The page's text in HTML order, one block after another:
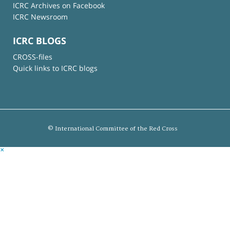
ICRC Archives on Facebook
ICRC Newsroom
ICRC BLOGS
CROSS-files
Quick links to ICRC blogs
© International Committee of the Red Cross
×